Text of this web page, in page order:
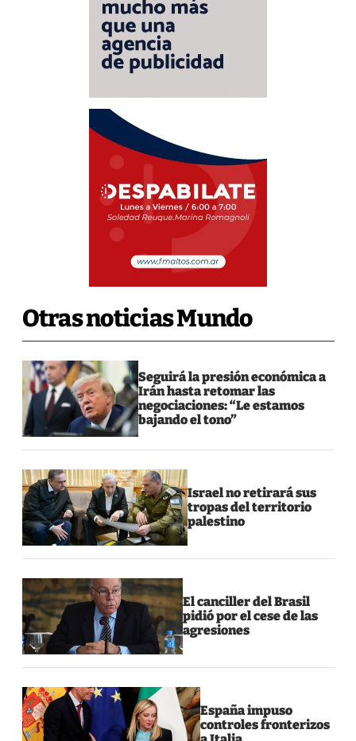
Otras noticias Mundo
Seguirá la presión económica a
Irán hasta retomar las
negociaciones: “Le estamos
bajando el tono”
Israel no retirará sus
tropas del territorio
palestino
El canciller del Brasil
pidió por el cese de las
agresiones
España impuso
controles fronterizos